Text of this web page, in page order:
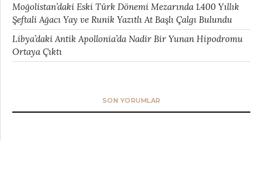
Moğolistan’daki Eski Türk Dönemi Mezarında 1.400 Yıllık
Şeftali Ağacı Yay ve Runik Yazıtlı At Başlı Çalgı Bulundu
Libya’daki Antik Apollonia’da Nadir Bir Yunan Hipodromu
Ortaya Çıktı
SON YORUMLAR